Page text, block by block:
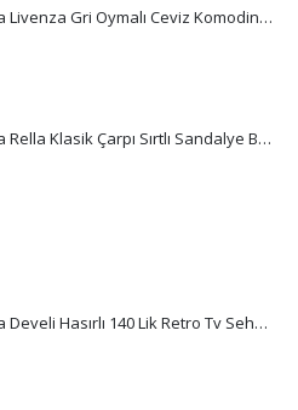
Mobilya Baba Livenza Gri Oymalı Ceviz Komodin Ahşap | Yatak Odası Komodin
Mobilya Baba Rella Klasik Çarpı Sırtlı Sandalye Beyaz Ahşap
Mobilya Baba Develi Hasırlı 140 Lik Retro Tv Sehpası Beyaz Lake -Erdem özel sipariş